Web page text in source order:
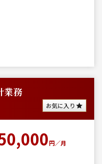
業務
お気に入り
円／月